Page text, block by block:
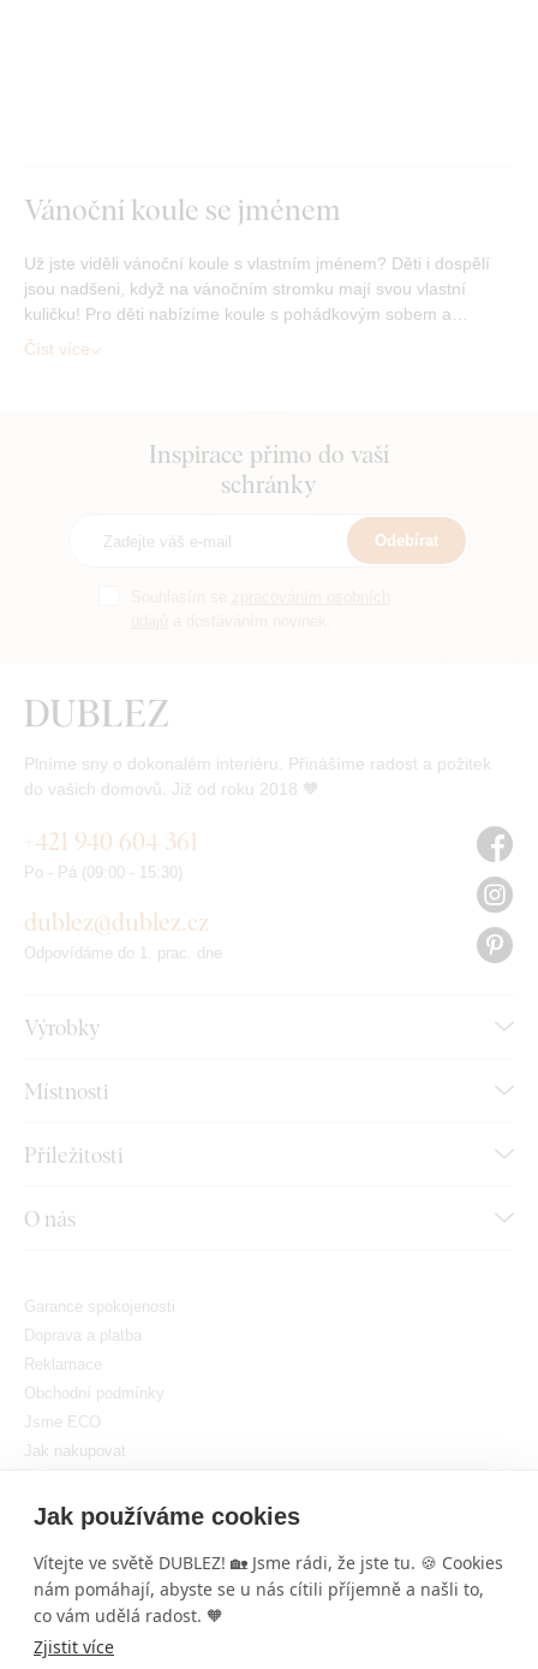
Jak používáme cookies
Vítejte ve světě DUBLEZ! 🏡 Jsme rádi, že jste tu. 🍪 Cookies
nám pomáhají, abyste se u nás cítili příjemně a našli to,
co vám udělá radost. 🧡
Zjistit více
Vánoční koule se jménem
Už jste viděli vánoční koule s vlastním jménem? Děti i dospělí
jsou nadšeni, když na vánočním stromku mají svou vlastní
kuličku! Pro děti nabízíme koule s pohádkovým sobem a…
Číst více
Inspirace přímo do vaší
schránky
Odebírat
Plníme sny o dokonalém interiéru. Přinášíme radost a požitek
do vašich domovů. Již od roku 2018 🧡
Výrobky
Místnosti
Příležitosti
O nás
+421 940 604 361
Po - Pá (09:00 - 15:30)
dublez@dublez.cz
Odpovídáme do 1. prac. dne
Garance spokojenosti
Doprava a platba
Reklamace
Obchodní podmínky
Jsme ECO
Jak nakupovat
Nastavit cookies